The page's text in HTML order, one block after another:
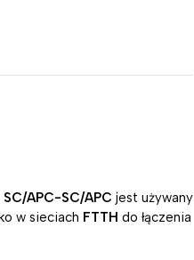
SC/APC-SC/APC jest używany
w sieciach FTTH do łączenia